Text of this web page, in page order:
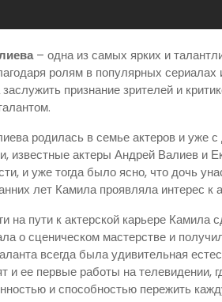
– одна из самых ярких и
ролям в популярных
признание зрителей и
родилась в семье актеров и уже
известные актеры Андрей Валиев и
и уже тогда было ясно, что дочь
лет Камила проявляла интерес к
на пути к актерской карьере Камила
о сценическом мастерстве и
всегда была удивительная
и ее первые работы на телевидении,
и способностью пережить